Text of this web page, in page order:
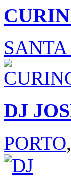
DJ
PORTO,